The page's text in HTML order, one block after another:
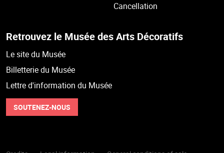
Cancellation
Retrouvez le Musée des Arts Décoratifs
Le site du Musée
Billetterie du Musée
Lettre d'information du Musée
SOUTENEZ-NOUS